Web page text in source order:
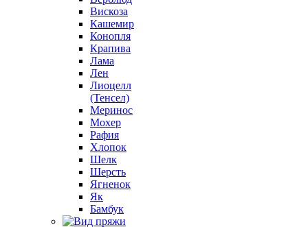
Вискоза
Кашемир
Конопля
Крапива
Лама
Лен
Лиоцелл
(Тенсел)
Меринос
Мохер
Рафия
Хлопок
Шелк
Шерсть
Ягненок
Як
Бамбук